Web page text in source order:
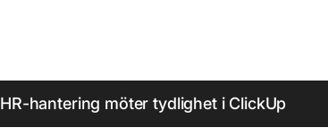
HR-hantering möter tydlighet i ClickUp